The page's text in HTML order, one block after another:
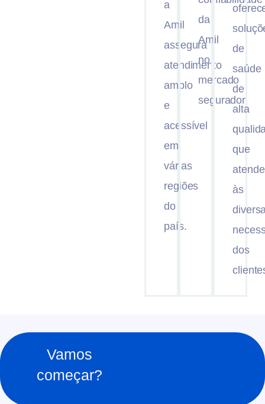
a
Amil
assegura
atendimento
amplo
e
acessível
em
várias
regiões
do
país.
da
Amil
no
mercado
segurador.
de
saúde
de
alta
que
às
dos
Vamos
começar?